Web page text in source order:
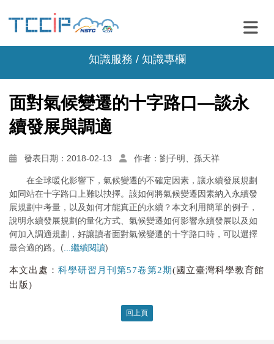
知識服務 / 知識專欄
面對氣候變遷的十字路口—談永
續發展與調適
發表日期：2018-02-13 作者：劉子明、孫天祥
在全球暖化影響下，氣候變遷的不確定因素，讓永續發展規劃
如同站在十字路口上難以抉擇。該如何將氣候變遷因素納入永續發
展規劃中考量，以及如何才能真正的永續？本文利用簡單的例子，
說明永續發展規劃的量化方式、氣候變遷如何影響永續發展以及如
何加入調適規劃，好讓讀者面對氣候變遷的十字路口時，可以選擇
最合適的路。( ...繼續閱讀)
本文出處： 科學研習月刊第57卷第2期(國立臺灣科學教育館
出版)
回上頁